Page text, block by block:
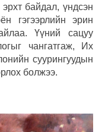
байдал, үндсэн
гэгээрлийн эрин
Үүний сацуу
чангатгаж, Их
суурингуудын
болжээ.